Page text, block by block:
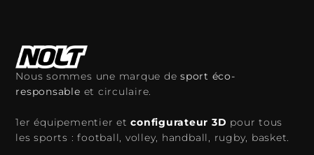
Nous sommes une marque desport éco-
responsable et circulaire.
1er équipementier etconfigurateur 3D pour tous
les sports : football, volley, handball, rugby, basket.